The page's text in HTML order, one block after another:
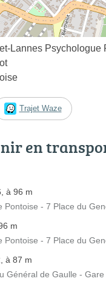
Lannes Psychologue
Trajet Waze
en
à 96 m
Pontoise - 7 Place du
m
Pontoise - 7 Place du
à 87 m
Général de Gaulle -